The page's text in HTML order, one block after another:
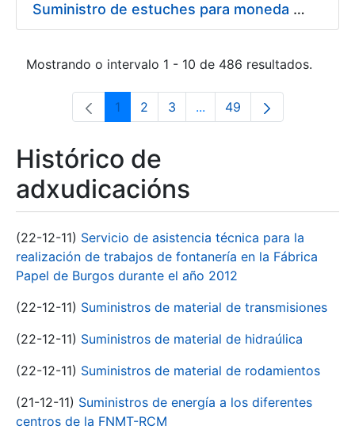
Suministro de estuches para moneda de 30 €
Mostrando o intervalo 1 - 10 de 486 resultados.
Páxina
1 Páxina
2 Páxina
3 ...Páxinas intermedias Use
Páxina
49
Histórico de
adxudicacións
(22-12-11) Servicio de asistencia técnica para la
realización de trabajos de fontanería en la Fábrica
Papel de Burgos durante el año 2012
(22-12-11) Suministros de material de transmisiones
(22-12-11) Suministros de material de hidraúlica
(22-12-11) Suministros de material de rodamientos
(21-12-11) Suministros de energía a los diferentes
centros de la FNMT-RCM